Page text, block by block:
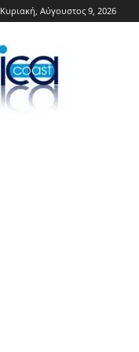
Κυριακή, Αύγουστος 9, 2026
Attica
Coast.gr